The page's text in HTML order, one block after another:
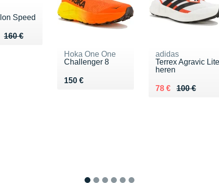
Speed
160 €
de 160 €
107 €
Hoka One One
Challenger 8
150 €
Vendu 150 €
adidas
Terrex Agravic Lite
heren
100 €
Au lieu de 100 €
78 €
Vendu 78 €